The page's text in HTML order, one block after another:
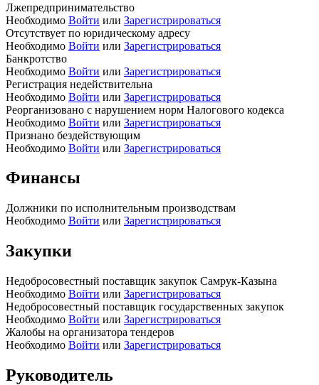
Лжепредпринимательство
Необходимо Войти или Зарегистрироваться
Отсутствует по юридическому адресу
Необходимо Войти или Зарегистрироваться
Банкротство
Необходимо Войти или Зарегистрироваться
Регистрация недействительна
Необходимо Войти или Зарегистрироваться
Реорганизовано с нарушением норм Налогового кодекса
Необходимо Войти или Зарегистрироваться
Признано бездействующим
Необходимо Войти или Зарегистрироваться
Финансы
Должники по исполнительным производствам
Необходимо Войти или Зарегистрироваться
Закупки
Недобросовестный поставщик закупок Самрук-Казына
Необходимо Войти или Зарегистрироваться
Недобросовестный поставщик государственных закупок
Необходимо Войти или Зарегистрироваться
Жалобы на организатора тендеров
Необходимо Войти или Зарегистрироваться
Руководитель